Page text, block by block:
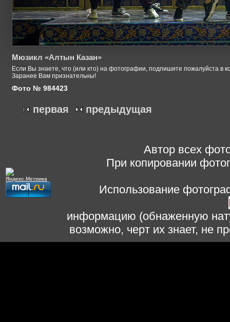
Мюзикл «Алтын Казан»
Если Вы знаете, что (или кто) на фотографии, подпишите пожалуйста в
Заранее Вам признательны!
Фото № 984423
первая предыдущая
Автор всех
При копировании
Использование
информацию (обнаженную
возможно, черт их знает, не